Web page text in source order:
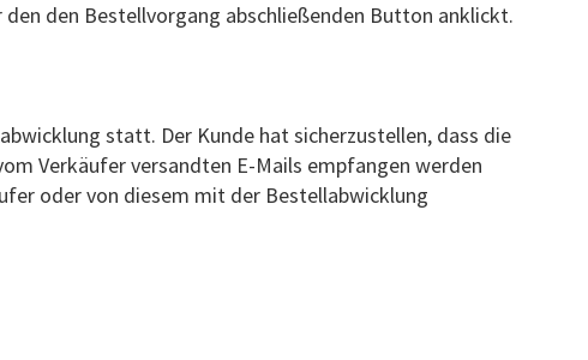
den Bestellvorgang abschließenden Button anklickt.
statt. Der Kunde hat sicherzustellen, dass die
Verkäufer versandten E-Mails empfangen werden
oder von diesem mit der Bestellabwicklung